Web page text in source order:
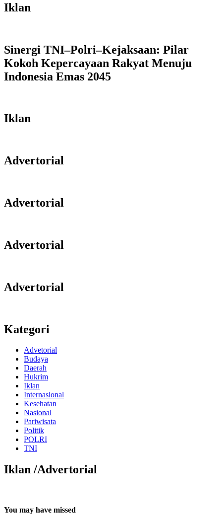
Iklan
Sinergi TNI–Polri–Kejaksaan: Pilar
Kokoh Kepercayaan Rakyat Menuju
Indonesia Emas 2045
Iklan
Advertorial
Advertorial
Advertorial
Advertorial
Kategori
Advetorial
Budaya
Daerah
Hukrim
Iklan
Internasional
Kesehatan
Nasional
Pariwisata
Politik
POLRI
TNI
Iklan /Advertorial
You may have missed